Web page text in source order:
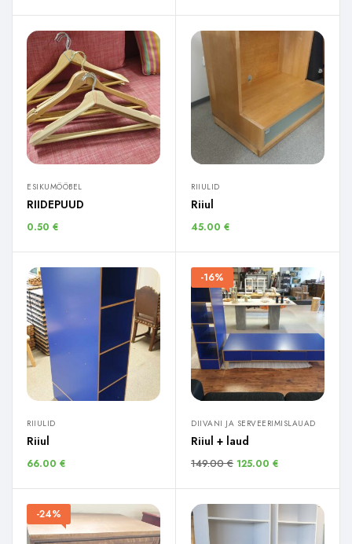
ESIKUMÖÖBEL
RIIDEPUUD
0.50 €
RIIULID
Riiul
45.00 €
RIIULID
Riiul
66.00 €
-16%
DIIVANI JA SERVEERIMISLAUAD
Riiul + laud
149.00€ 125.00 €
-24%